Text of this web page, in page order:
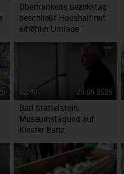
Oberfrankens Bezirkstag
beschließt Haushalt mit
erhöhter Umlage –
Massiv gestiegene
Kosten werfen Fragen auf
Bad Staffelstein:
Museumstagung auf
Kloster Banz
25.09.2025
02:40